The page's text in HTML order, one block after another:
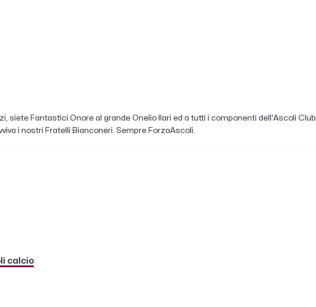
siete Fantastici.Onore al grande Onelio Ilari ed a tutti i componenti dell'Ascoli Club
i nostri Fratelli Bianconeri. Sempre ForzaAscoli.
calcio